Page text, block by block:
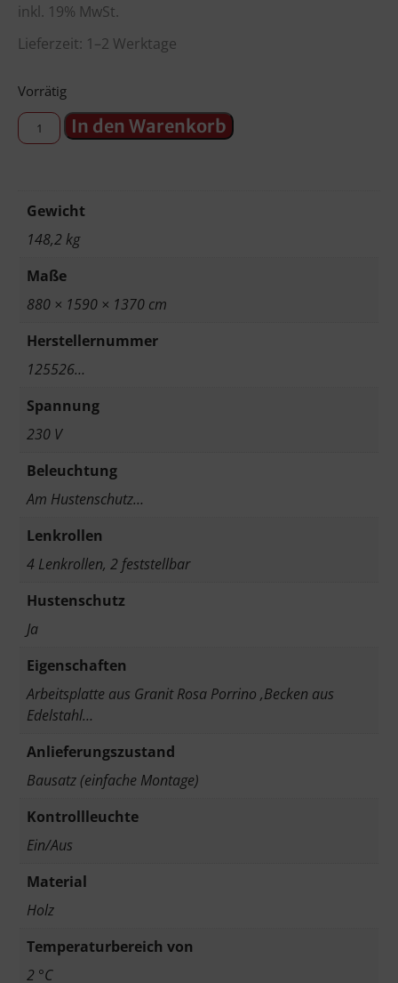
inkl. 19% MwSt.
Lieferzeit: 1–2 Werktage
Vorrätig
In den Warenkorb
Gewicht
148,2 kg
Maße
880 × 1590 × 1370 cm
Herstellernummer
125526…
Spannung
230 V
Beleuchtung
Am Hustenschutz…
Lenkrollen
4 Lenkrollen, 2 feststellbar
Hustenschutz
Ja
Eigenschaften
Arbeitsplatte aus Granit Rosa Porrino ,Becken aus
Edelstahl…
Anlieferungszustand
Bausatz (einfache Montage)
Kontrollleuchte
Ein/Aus
Material
Holz
Temperaturbereich von
2 °C